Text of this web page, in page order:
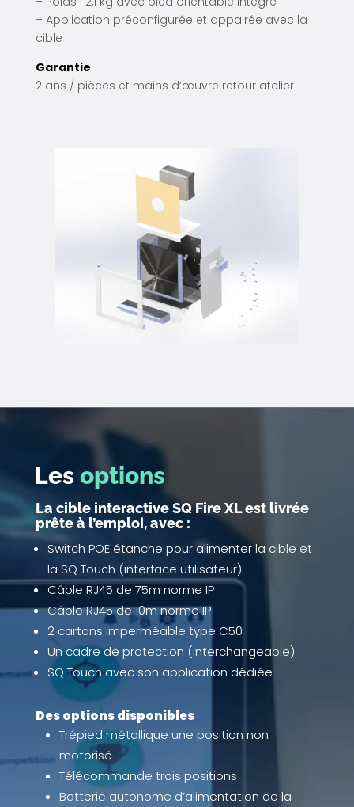
– Application préconfigurée et appairée avec la
cible
Garantie
2 ans / pièces et mains d’œuvre retour atelier
Les options
La cible interactive SQ Fire XL est livrée
prête à l’emploi, avec :
Switch POE étanche pour alimenter la cible et
la SQ Touch (interface utilisateur)
Câble RJ45 de 75m norme IP
Câble RJ45 de 10m norme IP
2 cartons imperméable type C50
Un cadre de protection (interchangeable)
SQ Touch avec son application dédiée
Des options disponibles
Trépied métallique une position non
motorisé
Télécommande trois positions
Batterie autonome d’alimentation de la